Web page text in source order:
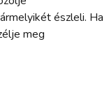
észleli. Ha
meg